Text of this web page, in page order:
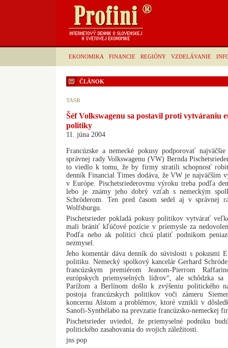
EKONOMIKA FINANCIE REGIÓNY VZDELÁVANIE
ČLÁNOK
TASR
Šéf Volkswagenu sa postavil proti vytváraniu
politiky
11. júna 2004
Francúzske a nemecké pokusy podporovať
správnej rady Volkswagenu (VW) Bernda
to viedlo k tomu, že by firmy stratili schopnosť
denník Financial Times dodáva, že VW je najväčším
v Európe. Pischetsriederovmu výroku treba podľa
lebo je známy jeho dobrý vzťah s nemeckým
Schröderom. Ten pred časom sedel aj v správnej
Wolfsburgu.
Pischetsrieder pokladá pokusy politikov vytvárať
mali brániť kľúčové pozície v priemysle za
Podľa neho ak politici chcú platiť podnikom
nezmysel.
Jeho komentár dáva denník do súvislosti s pokusmi
politiku. Nemecký spolkový kancelár Gerhard
francúzskym premiérom Jeanom-Pierrom
európskych priemyselných lídrov“, ale schôdzka sa
Parížom a Berlínom došlo k zvýšeniu politického
postoja francúzskych politikov voči zámeru
koncernu Alstom a problémov, ktoré vznikli v
Sanofi-Synthélabo na prevzatie francúzsko-nemeckej
Pischetsrieder uviedol, že priemyselné podniku
politického zasahovania do svojich záležitosti.
jns pop